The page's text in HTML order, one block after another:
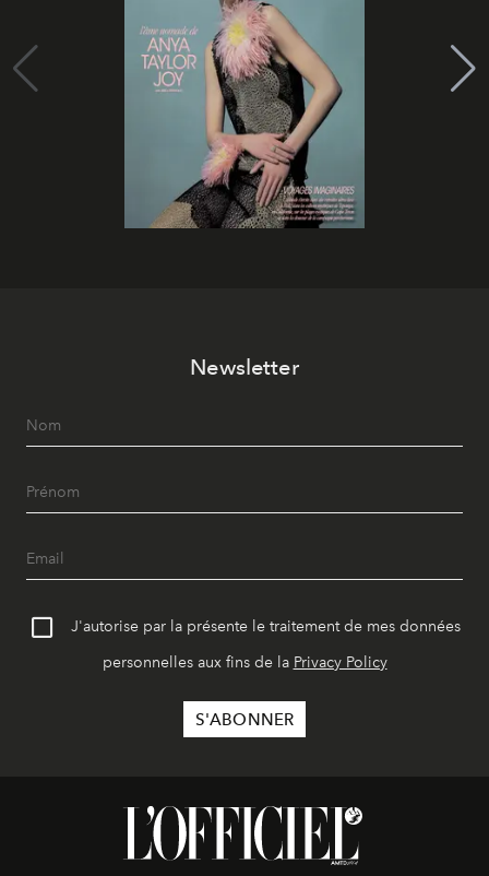
Newsletter
J'autorise par la présente le traitement de mes données
personnelles aux fins de la Privacy Policy